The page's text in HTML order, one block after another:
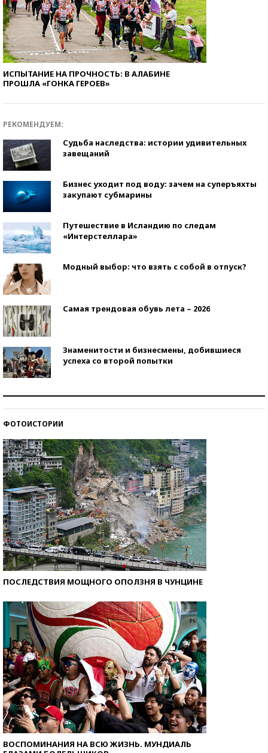
ИСПЫТАНИЕ НА ПРОЧНОСТЬ: В АЛАБИНЕ
ПРОШЛА «ГОНКА ГЕРОЕВ»
РЕКОМЕНДУЕМ:
Судьба наследства: истории удивительных
завещаний
Бизнес уходит под воду: зачем на суперъяхты
закупают субмарины
Путешествие в Исландию по следам
«Интерстеллара»
Модный выбор: что взять с собой в отпуск?
Самая трендовая обувь лета – 2026
Знаменитости и бизнесмены, добившиеся
успеха со второй попытки
ФОТОИСТОРИИ
ПОСЛЕДСТВИЯ МОЩНОГО ОПОЛЗНЯ В ЧУНЦИНЕ
ВОСПОМИНАНИЯ НА ВСЮ ЖИЗНЬ. МУНДИАЛЬ